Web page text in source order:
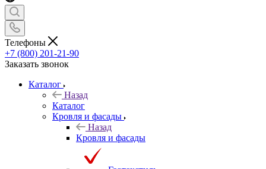
Телефоны
+7 (800) 201-21-90
Заказать звонок
Каталог
Назад
Каталог
Кровля и фасады
Назад
Кровля и фасады